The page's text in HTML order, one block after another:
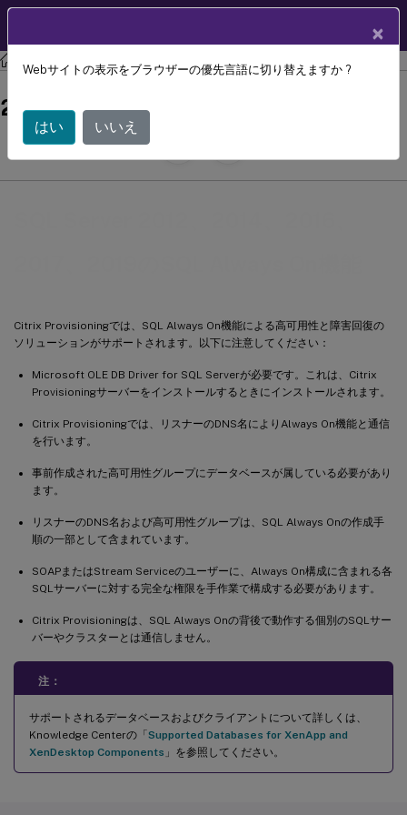
Citrix Provisioning Citrix Provisioning 2402 LTSR
Citrix Provisioningでは、SQL Always On機能による高可用性と障害回復の
ソリューションがサポートされます。以下に注意してください：
Microsoft OLE DB Driver for SQL Serverが必要です。これは、Citrix
Provisioningサーバーをインストールするときにインストールされます。
Citrix Provisioningでは、リスナーのDNS名によりAlways On機能と通信
を行います。
事前作成された高可用性グループにデータベースが属している必要があり
ます。
リスナーのDNS名および高可用性グループは、SQL Always Onの作成手
順の一部として含まれています。
SOAPまたはStream Serviceのユーザーに、Always On構成に含まれる各
SQLサーバーに対する完全な権限を手作業で構成する必要があります。
Citrix Provisioningは、SQL Always Onの背後で動作する個別のSQLサー
バーやクラスターとは通信しません。
注：
サポートされるデータベースおよびクライアントについて詳しくは、
Knowledge Centerの「Supported Databases for XenApp and
XenDesktop Components 」を参照してください。
SQL Server 2012、2014、2016、
2017、2019のSQL Always On機能
July 29, 2024
C
×
Webサイトの表示をブラウザーの優先言語に切り替えますか ?
はい いいえ